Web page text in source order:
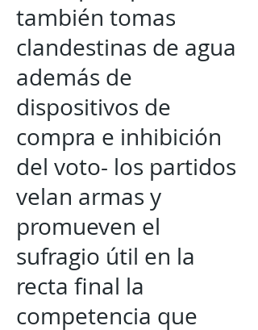
también tomas
clandestinas de agua
además de
dispositivos de
compra e inhibición
del voto- los partidos
velan armas y
promueven el
sufragio útil en la
recta final la
competencia que